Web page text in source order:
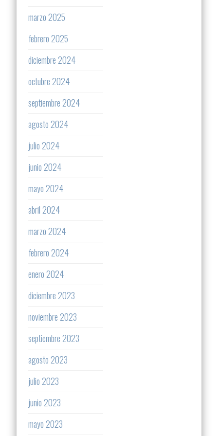
marzo 2025
febrero 2025
diciembre 2024
octubre 2024
septiembre 2024
agosto 2024
julio 2024
junio 2024
mayo 2024
abril 2024
marzo 2024
febrero 2024
enero 2024
diciembre 2023
noviembre 2023
septiembre 2023
agosto 2023
julio 2023
junio 2023
mayo 2023